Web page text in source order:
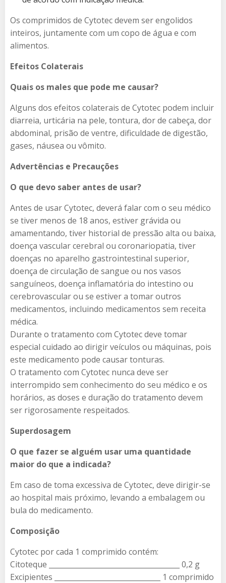
Os comprimidos de Cytotec devem ser engolidos
inteiros, juntamente com um copo de água e com
alimentos.
Efeitos Colaterais
Quais os males que pode me causar?
Alguns dos efeitos colaterais de Cytotec podem incluir
diarreia, urticária na pele, tontura, dor de cabeça, dor
abdominal, prisão de ventre, dificuldade de digestão,
gases, náusea ou vômito.
Advertências e Precauções
O que devo saber antes de usar?
Antes de usar Cytotec, deverá falar com o seu médico
se tiver menos de 18 anos, estiver grávida ou
amamentando, tiver historial de pressão alta ou baixa,
doença vascular cerebral ou coronariopatia, tiver
doenças no aparelho gastrointestinal superior,
doença de circulação de sangue ou nos vasos
sanguíneos, doença inflamatória do intestino ou
cerebrovascular ou se estiver a tomar outros
medicamentos, incluindo medicamentos sem receita
médica.
Durante o tratamento com Cytotec deve tomar
especial cuidado ao dirigir veículos ou máquinas, pois
este medicamento pode causar tonturas.
O tratamento com Cytotec​ nunca deve ser
interrompido sem conhecimento do seu médico e os
horários, as doses e duração do tratamento devem
ser rigorosamente respeitados.
Superdosagem
O que fazer se alguém usar uma quantidade
maior do que a indicada?
Em caso de toma excessiva de Cytotec​, deve dirigir-se
ao hospital mais próximo, levando a embalagem ou
bula do medicamento.
Composição
Cytotec por cada 1 comprimido contém:
Citoteque _____________________________________ 0,2 g
Excipientes ______________________________ 1 comprimido